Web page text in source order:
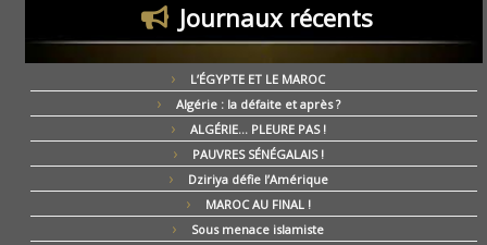
Journaux récents
L’ÉGYPTE ET LE MAROC
Algérie : la défaite et après ?
ALGÉRIE… PLEURE PAS !
PAUVRES SÉNÉGALAIS !
Dziriya défie l’Amérique
MAROC AU FINAL !
Sous menace islamiste